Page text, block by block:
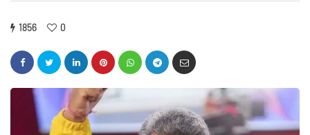
1856 0